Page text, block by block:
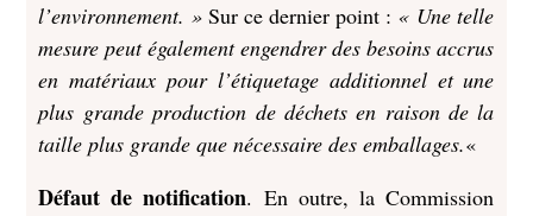
l’environnement. »Sur ce dernier point : « Une telle
mesure peut également engendrer des besoins accrus
en matériaux pour l’étiquetage additionnel et une
plus grande production de déchets en raison de la
taille plus grande que nécessaire des emballages.«
Défaut de notification. En outre, la Commission